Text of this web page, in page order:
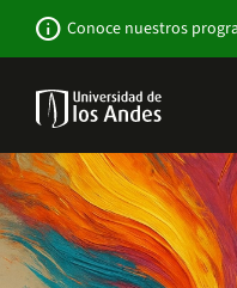
contenido
info Conoce nuestros
Navbar
-
Sitio